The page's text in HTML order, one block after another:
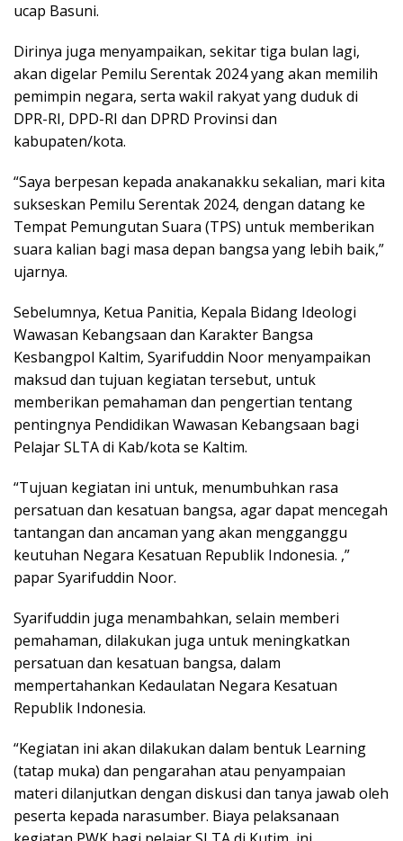
ucap Basuni.
Dirinya juga menyampaikan, sekitar tiga bulan lagi,
akan digelar Pemilu Serentak 2024 yang akan memilih
pemimpin negara, serta wakil rakyat yang duduk di
DPR-RI, DPD-RI dan DPRD Provinsi dan
kabupaten/kota.
“Saya berpesan kepada anakanakku sekalian, mari kita
sukseskan Pemilu Serentak 2024, dengan datang ke
Tempat Pemungutan Suara (TPS) untuk memberikan
suara kalian bagi masa depan bangsa yang lebih baik,”
ujarnya.
Sebelumnya, Ketua Panitia, Kepala Bidang Ideologi
Wawasan Kebangsaan dan Karakter Bangsa
Kesbangpol Kaltim, Syarifuddin Noor menyampaikan
maksud dan tujuan kegiatan tersebut, untuk
memberikan pemahaman dan pengertian tentang
pentingnya Pendidikan Wawasan Kebangsaan bagi
Pelajar SLTA di Kab/kota se Kaltim.
“Tujuan kegiatan ini untuk, menumbuhkan rasa
persatuan dan kesatuan bangsa, agar dapat mencegah
tantangan dan ancaman yang akan mengganggu
keutuhan Negara Kesatuan Republik Indonesia. ,”
papar Syarifuddin Noor.
Syarifuddin juga menambahkan, selain memberi
pemahaman, dilakukan juga untuk meningkatkan
persatuan dan kesatuan bangsa, dalam
mempertahankan Kedaulatan Negara Kesatuan
Republik Indonesia.
“Kegiatan ini akan dilakukan dalam bentuk Learning
(tatap muka) dan pengarahan atau penyampaian
materi dilanjutkan dengan diskusi dan tanya jawab oleh
peserta kepada narasumber. Biaya pelaksanaan